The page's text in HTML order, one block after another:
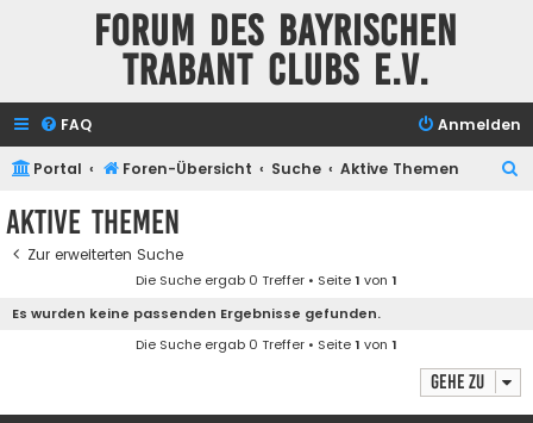
Forum des Bayrischen
Trabant Clubs e.V.
FAQ Anmelden
Portal Foren-Übersicht Suche Aktive Themen
Aktive Themen
Zur erweiterten Suche
Die Suche ergab 0 Treffer • Seite1 von 1
Es wurden keine passenden Ergebnisse gefunden.
Die Suche ergab 0 Treffer • Seite1 von 1
Gehe zu